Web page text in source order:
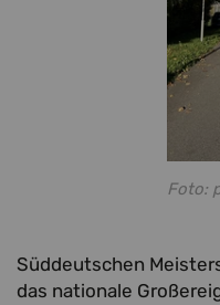
Foto:
Süddeutschen
das nationale